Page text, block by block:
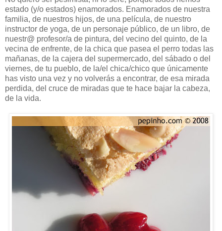
estado (y/o estados) enamorados. Enamorados de nuestra
familia, de nuestros hijos, de una película, de nuestro
instructor de yoga, de un personaje público, de un libro, de
nuestr@ profesor/a de pintura, del vecino del quinto, de la
vecina de enfrente, de la chica que pasea el perro todas las
mañanas, de la cajera del supermercado, del sábado o del
viernes, de tu pueblo, de la/el chica/chico que únicamente
has visto una vez y no volverás a encontrar, de esa mirada
perdida, del cruce de miradas que te hace bajar la cabeza,
de la vida.